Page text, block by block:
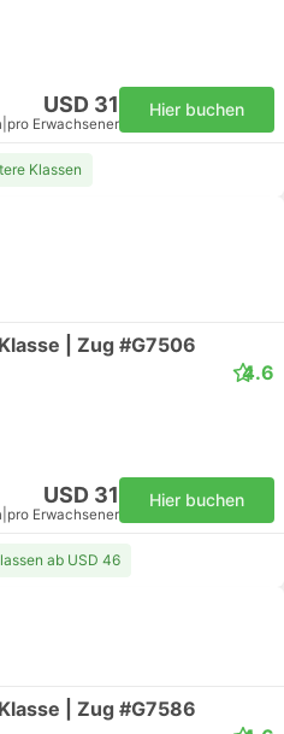
USD 31
pro Erwachsener
Hier buchen
Klassen
| Zug #G7506
4.6
USD 31
pro Erwachsener
Hier buchen
ab USD 46
| Zug #G7586